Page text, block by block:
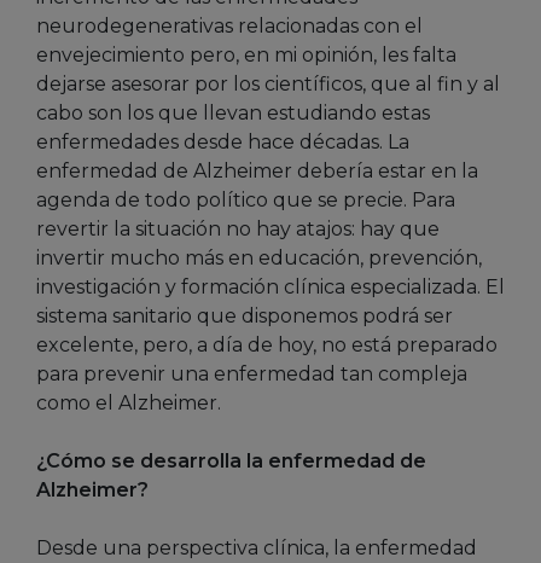
neurodegenerativas relacionadas con el
envejecimiento pero, en mi opinión, les falta
dejarse asesorar por los científicos, que al fin y al
cabo son los que llevan estudiando estas
enfermedades desde hace décadas. La
enfermedad de Alzheimer debería estar en la
agenda de todo político que se precie. Para
revertir la situación no hay atajos: hay que
invertir mucho más en educación, prevención,
investigación y formación clínica especializada. El
sistema sanitario que disponemos podrá ser
excelente, pero, a día de hoy, no está preparado
para prevenir una enfermedad tan compleja
como el Alzheimer.
¿Cómo se desarrolla la enfermedad de
Alzheimer?
Desde una perspectiva clínica, la enfermedad